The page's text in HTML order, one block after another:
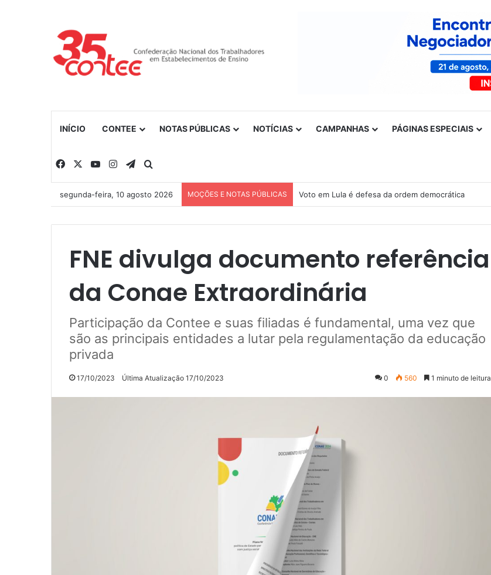
INÍCIO CONTEE NOTAS PÚBLICAS NOTÍCIAS CAMPANHAS PÁGINAS ESPECIAIS
Facebook YouTubeInstagramTelegram
segunda-feira, 10 agosto 2026 MOÇÕES E NOTAS PÚBLICAS Voto em Lula é defesa da ordem democrática
FNE divulga documento referência
da Conae Extraordinária
Participação da Contee e suas filiadas é fundamental, uma vez que
são as principais entidades a lutar pela regulamentação da educação
privada
17/10/2023 Última Atualização 17/10/2023 0 560 1 minuto de leitura